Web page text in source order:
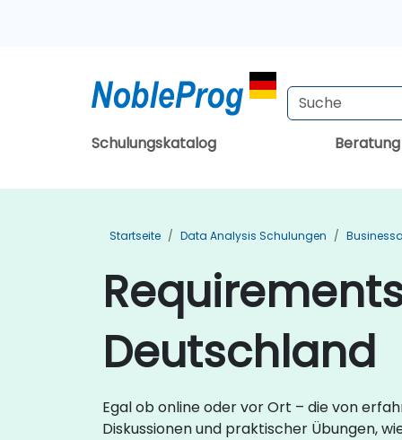
Schulungskatalog Beratung
Startseite Data Analysis Schulungen
Deutschland
Egal ob online oder vor Ort – die von
Diskussionen und praktischer Übungen,